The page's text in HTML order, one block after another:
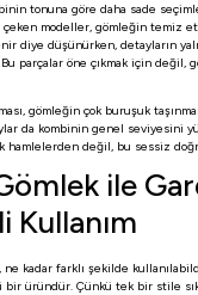
tonuna göre daha sade
modeller, gömleğin temiz
diye düşünürken, detayların
parçalar öne çıkmak için değil,
gömleğin çok buruşuk
da kombinin genel seviyesini
hamlelerden değil, bu sessiz
ile
Kullanım
kadar farklı şekilde
bir üründür. Çünkü tek bir stile